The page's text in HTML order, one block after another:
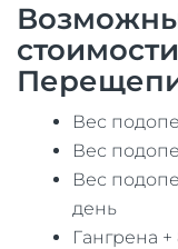
Вес
Вес
Вес
день
Гангрена